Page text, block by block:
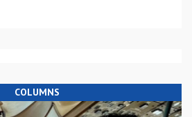
COLUMNS